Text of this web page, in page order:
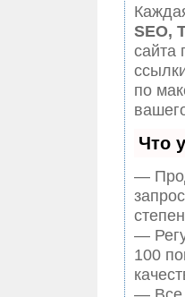
SEO,
сайта
по
Что
—
—
100